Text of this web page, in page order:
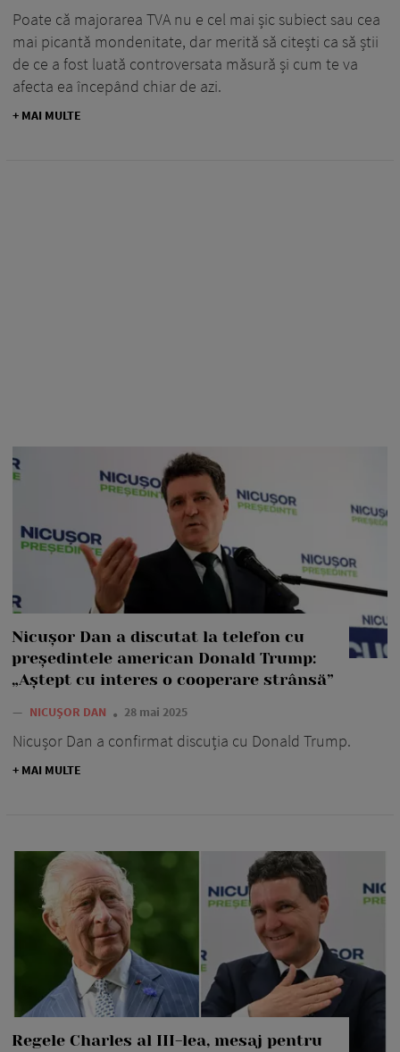
Poate că majorarea TVA nu e cel mai șic subiect sau cea
mai picantă mondenitate, dar merită să citești ca să știi
de ce a fost luată controversata măsură și cum te va
afecta ea începând chiar de azi.
+ MAI MULTE
Nicușor Dan a discutat la telefon cu
președintele american Donald Trump:
„Aștept cu interes o cooperare strânsă”
— NICUȘOR DAN 28 mai 2025
Nicușor Dan a confirmat discuția cu Donald Trump.
+ MAI MULTE
Regele Charles al III-lea, mesaj pentru